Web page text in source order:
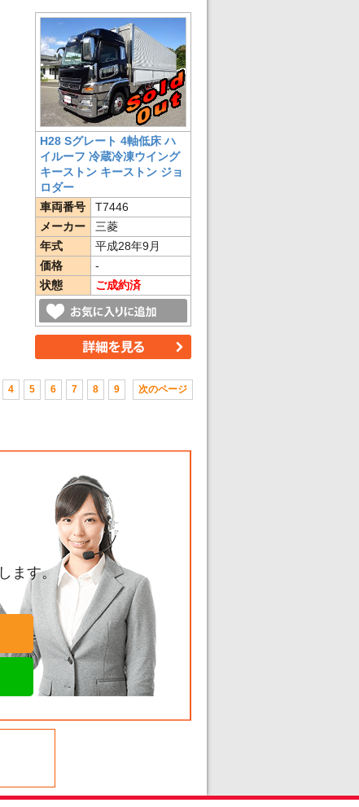
H28 Sグレート 4軸低床 ハ
イルーフ 冷蔵冷凍ウイング
キーストン キーストン ジョ
ロダー
車両番号
T7446
メーカー
三菱
年式
平成28年9月
価格
-
状態
ご成約済
4 5 6 7 8 9 次のページ
ます。